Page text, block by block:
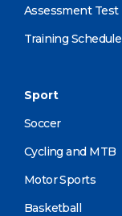
Assessment Test
Training Schedule
Sport
Soccer
Cycling and MTB
Motor Sports
Basketball